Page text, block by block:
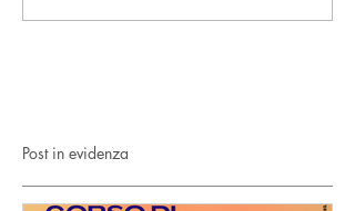
Post in evidenza